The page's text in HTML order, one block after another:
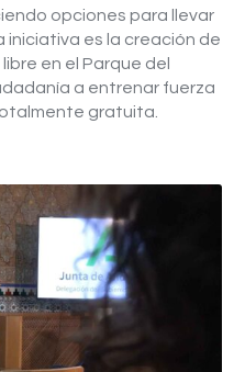
opciones para llevar
iniciativa es la creación de
en el Parque del
a entrenar fuerza
gratuita.